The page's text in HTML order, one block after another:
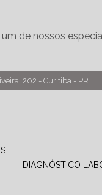
de nossos
202 - Curitiba - PR
DIAGNÓSTICO